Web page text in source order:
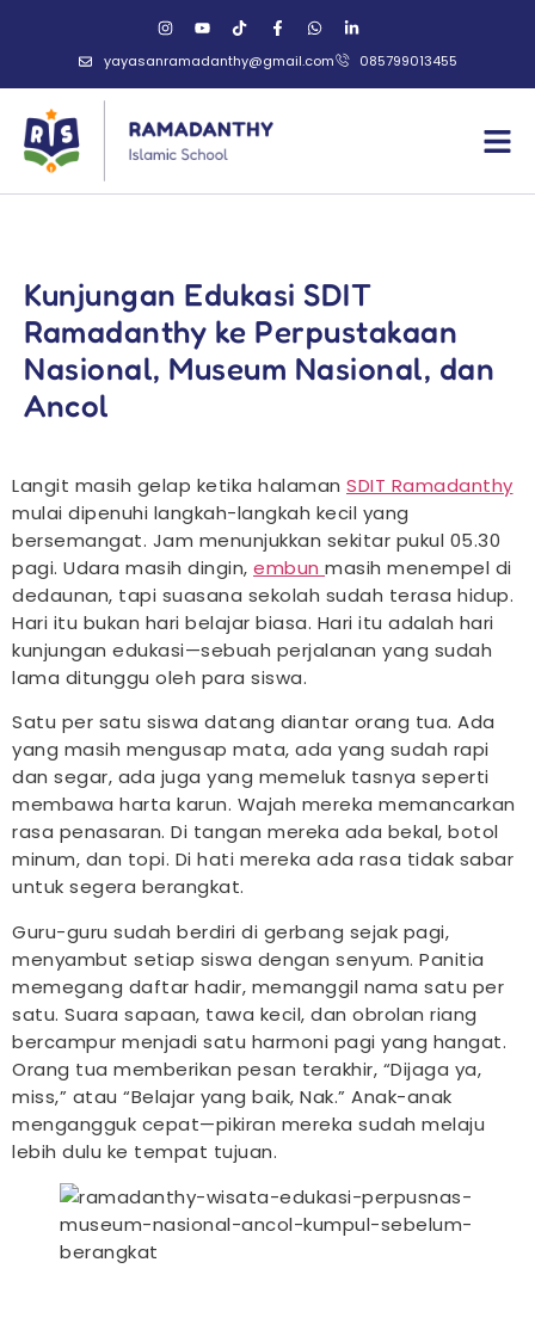
yayasanramadanthy@gmail.com 085799013455
Kunjungan Edukasi SDIT
Ramadanthy ke Perpustakaan
Nasional, Museum Nasional, dan
Ancol
Langit masih gelap ketika halaman SDIT Ramadanthy
mulai dipenuhi langkah-langkah kecil yang
bersemangat. Jam menunjukkan sekitar pukul 05.30
pagi. Udara masih dingin, embun masih menempel di
dedaunan, tapi suasana sekolah sudah terasa hidup.
Hari itu bukan hari belajar biasa. Hari itu adalah hari
kunjungan edukasi—sebuah perjalanan yang sudah
lama ditunggu oleh para siswa.
Satu per satu siswa datang diantar orang tua. Ada
yang masih mengusap mata, ada yang sudah rapi
dan segar, ada juga yang memeluk tasnya seperti
membawa harta karun. Wajah mereka memancarkan
rasa penasaran. Di tangan mereka ada bekal, botol
minum, dan topi. Di hati mereka ada rasa tidak sabar
untuk segera berangkat.
Guru-guru sudah berdiri di gerbang sejak pagi,
menyambut setiap siswa dengan senyum. Panitia
memegang daftar hadir, memanggil nama satu per
satu. Suara sapaan, tawa kecil, dan obrolan riang
bercampur menjadi satu harmoni pagi yang hangat.
Orang tua memberikan pesan terakhir, “Dijaga ya,
miss,” atau “Belajar yang baik, Nak.” Anak-anak
mengangguk cepat—pikiran mereka sudah melaju
lebih dulu ke tempat tujuan.